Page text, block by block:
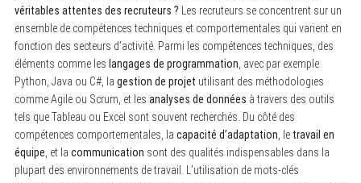
véritables attentes des recruteurs ? Les recruteurs se concentrent sur un
ensemble de compétences techniques et comportementales qui varient en
fonction des secteurs d’activité. Parmi les compétences techniques, des
éléments comme les langages de programmation , avec par exemple
Python, Java ou C#, la gestion de projet utilisant des méthodologies
comme Agile ou Scrum, et les analyses de données à travers des outils
tels que Tableau ou Excel sont souvent recherchés. Du côté des
compétences comportementales, la capacité d’adaptation , le travail en
équipe , et la communication sont des qualités indispensables dans la
plupart des environnements de travail. L’utilisation de mots-clés